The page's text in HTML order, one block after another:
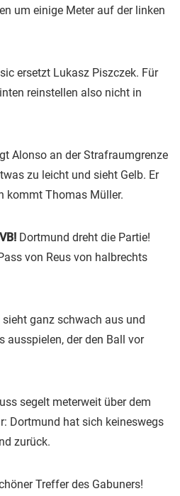
um einige Meter auf der linken
ersetzt Lukasz Piszczek. Für
reinstellen also nicht in
Alonso an der Strafraumgrenze
zu leicht und sieht Gelb. Er
kommt Thomas Müller.
Dortmund dreht die Partie!
von Reus von halbrechts
ganz schwach aus und
ausspielen, der den Ball vor
segelt meterweit über dem
Dortmund hat sich keineswegs
zurück.
Treffer des Gabuners!